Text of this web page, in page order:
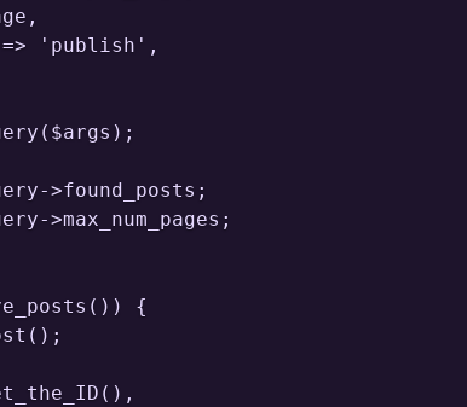
'publish',
>found_posts;
>max_num_pages;
{